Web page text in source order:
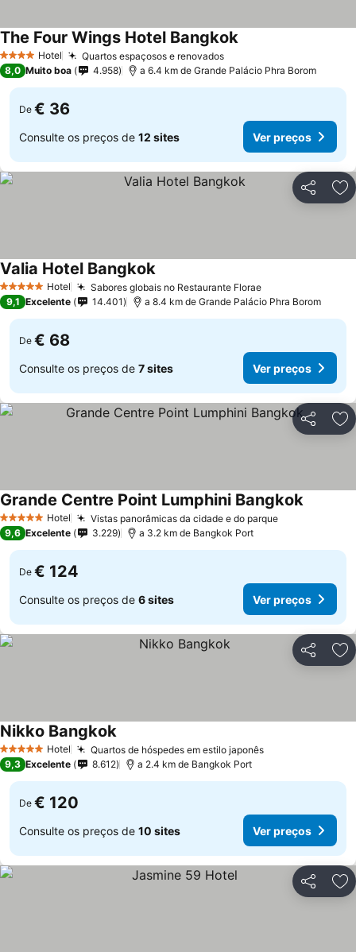
4 EstrelasHotel Quartos espaçosos e renovadosVer preços
The Four Wings Hotel BangkokVer preços
8,0 Muito boa 4.958 a 6.4 km de Grande Palácio Phra Borom
De € 36
Consulte os preços de 12 sites Ver preços
Partilhar
5 Estrelas Hotel Sabores globais no Restaurante FloraeVer preços
Valia Hotel BangkokVer preços
9,1 Excelente 14.401 a 8.4 km de Grande Palácio Phra Borom
De € 68
Consulte os preços de 7 sites Ver preços
Partilhar
5 Estrelas Hotel Vistas panorâmicas da cidade e do parqueVer preços
Grande Centre Point Lumphini BangkokVer
9,6 Excelente 3.229 a 3.2 km de Bangkok Port
De € 124
Consulte os preços de 6 sites Ver preços
Partilhar
5 Estrelas Hotel Quartos de hóspedes em estilo japonêsVer preços
Nikko BangkokVer preços
9,3 Excelente 8.612 a 2.4 km de Bangkok Port
De € 120
Consulte os preços de 10 sites Ver preços
Partilhar